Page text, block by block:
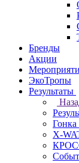
Бренды
Акции
ЭкоТропы
Результаты
Гонка
X-